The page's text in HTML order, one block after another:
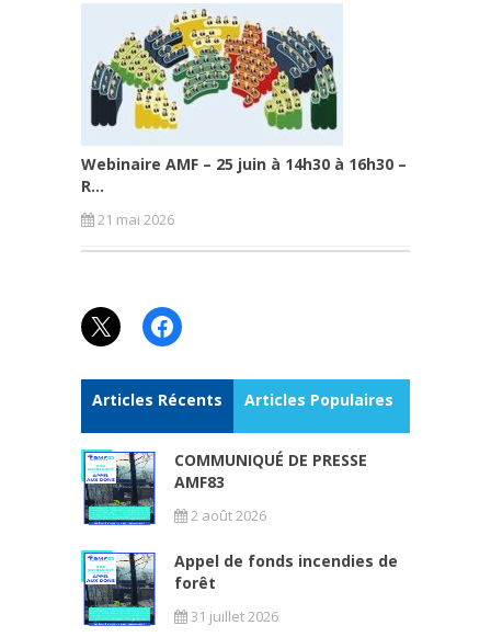
Webinaire AMF – 25 juin à 14h30 à 16h30 –
R...
21 mai 2026
X Facebook
Articles Récents Articles Populaires
COMMUNIQUÉ DE PRESSE
AMF83
2 août 2026
Appel de fonds incendies de
forêt
31 juillet 2026